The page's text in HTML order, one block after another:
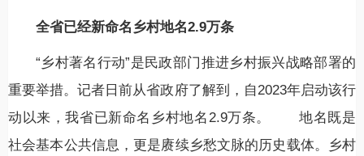
全省已经新命名乡村地名2.9万条
“乡村著名行动”是民政部门推进乡村振兴战略部署的
重要举措。记者日前从省政府了解到，自2023年启动该行
动以来，我省已新命名乡村地名2.9万条。 地名既是
社会基本公共信息，更是赓续乡愁文脉的历史载体。乡村